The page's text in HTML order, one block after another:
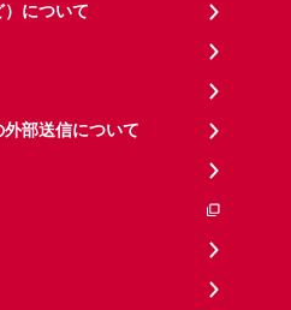
について
部送信について